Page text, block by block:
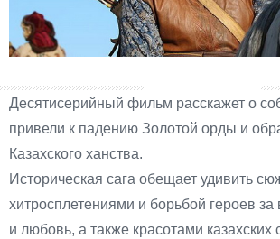
Десятисерийный фильм расскажет о
привели к падению Золотой орды и
Казахского ханства.
Историческая сага обещает удивить
хитросплетениями и борьбой героев за
и любовь, а также красотами казахских